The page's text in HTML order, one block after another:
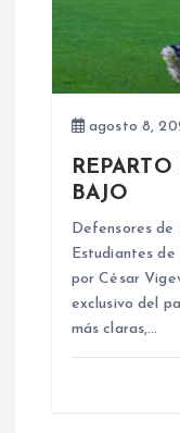
n
d
agosto 8,
BAJO
Defensores de
Estudiantes de
por César
exclusivo del
más claras,…